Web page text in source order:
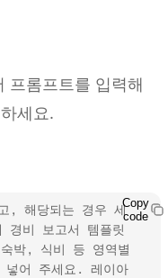
프롬프트를 입력해
세요.
, 해당되는 경우 세
경비 보고서 템플릿
박, 식비 등 영역별
넣어 주세요. 레이아
Copy
code